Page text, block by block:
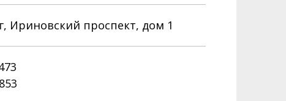
Ириновский проспект, дом 1